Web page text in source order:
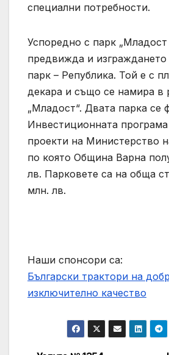
специални потребности.
Успоредно с парк „Младост
предвижда и
парк – Република. Той е с
декара и също се намира в
„Младост“. Двата парка се
Инвестиционната
проекти на Министерство
по която Община Варна
лв. Парковете са на обща
млн. лв.
Наши спонсори са:
Български трактори на
изключително качество